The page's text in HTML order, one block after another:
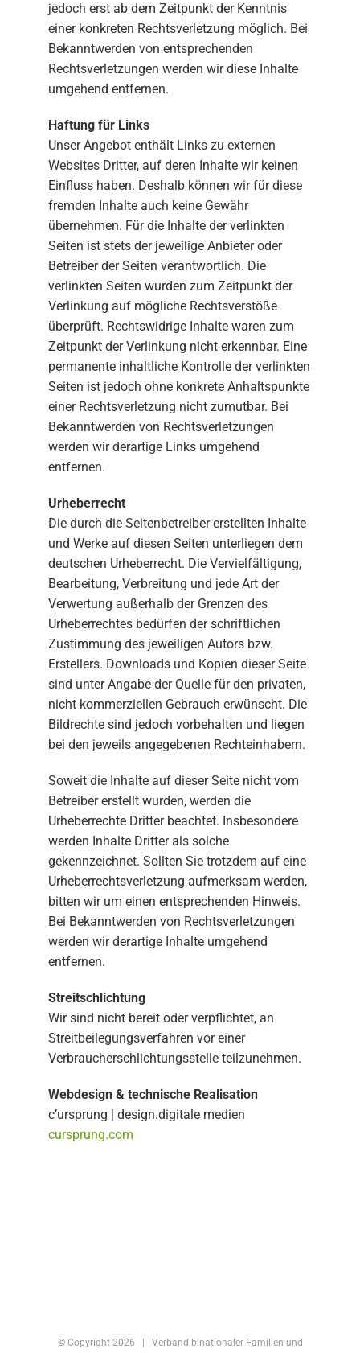
jedoch erst ab dem Zeitpunkt der Kenntnis
einer konkreten Rechtsverletzung möglich. Bei
Bekanntwerden von entsprechenden
Rechtsverletzungen werden wir diese Inhalte
umgehend entfernen.
Haftung für Links
Unser Angebot enthält Links zu externen
Websites Dritter, auf deren Inhalte wir keinen
Einfluss haben. Deshalb können wir für diese
fremden Inhalte auch keine Gewähr
übernehmen. Für die Inhalte der verlinkten
Seiten ist stets der jeweilige Anbieter oder
Betreiber der Seiten verantwortlich. Die
verlinkten Seiten wurden zum Zeitpunkt der
Verlinkung auf mögliche Rechtsverstöße
überprüft. Rechtswidrige Inhalte waren zum
Zeitpunkt der Verlinkung nicht erkennbar. Eine
permanente inhaltliche Kontrolle der verlinkten
Seiten ist jedoch ohne konkrete Anhaltspunkte
einer Rechtsverletzung nicht zumutbar. Bei
Bekanntwerden von Rechtsverletzungen
werden wir derartige Links umgehend
entfernen.
Urheberrecht
Die durch die Seitenbetreiber erstellten Inhalte
und Werke auf diesen Seiten unterliegen dem
deutschen Urheberrecht. Die Vervielfältigung,
Bearbeitung, Verbreitung und jede Art der
Verwertung außerhalb der Grenzen des
Urheberrechtes bedürfen der schriftlichen
Zustimmung des jeweiligen Autors bzw.
Erstellers. Downloads und Kopien dieser Seite
sind unter Angabe der Quelle für den privaten,
nicht kommerziellen Gebrauch erwünscht. Die
Bildrechte sind jedoch vorbehalten und liegen
bei den jeweils angegebenen Rechteinhabern.
Soweit die Inhalte auf dieser Seite nicht vom
Betreiber erstellt wurden, werden die
Urheberrechte Dritter beachtet. Insbesondere
werden Inhalte Dritter als solche
gekennzeichnet. Sollten Sie trotzdem auf eine
Urheberrechtsverletzung aufmerksam werden,
bitten wir um einen entsprechenden Hinweis.
Bei Bekanntwerden von Rechtsverletzungen
werden wir derartige Inhalte umgehend
entfernen.
Streitschlichtung
Wir sind nicht bereit oder verpflichtet, an
Streitbeilegungsverfahren vor einer
Verbraucherschlichtungsstelle teilzunehmen.
Webdesign & technische Realisation
c’ursprung | design.digitale medien
cursprung.com
© Copyright 2026 | Verband binationaler Familien und